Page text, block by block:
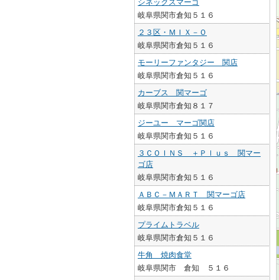
シネックスマーゴ
岐阜県関市倉知５１６
２３区・ＭＩＸ－Ｏ
岐阜県関市倉知５１６
モーリーファンタジー 関店
岐阜県関市倉知５１６
カーブス 関マーゴ
岐阜県関市倉知８１７
ジーユー マーゴ関店
岐阜県関市倉知５１６
３ＣＯＩＮＳ ＋Ｐｌｕｓ 関マー
ゴ店
岐阜県関市倉知５１６
ＡＢＣ－ＭＡＲＴ 関マーゴ店
岐阜県関市倉知５１６
プライムトラベル
岐阜県関市倉知５１６
牛角 焼肉食堂
岐阜県関市 倉知 ５１６